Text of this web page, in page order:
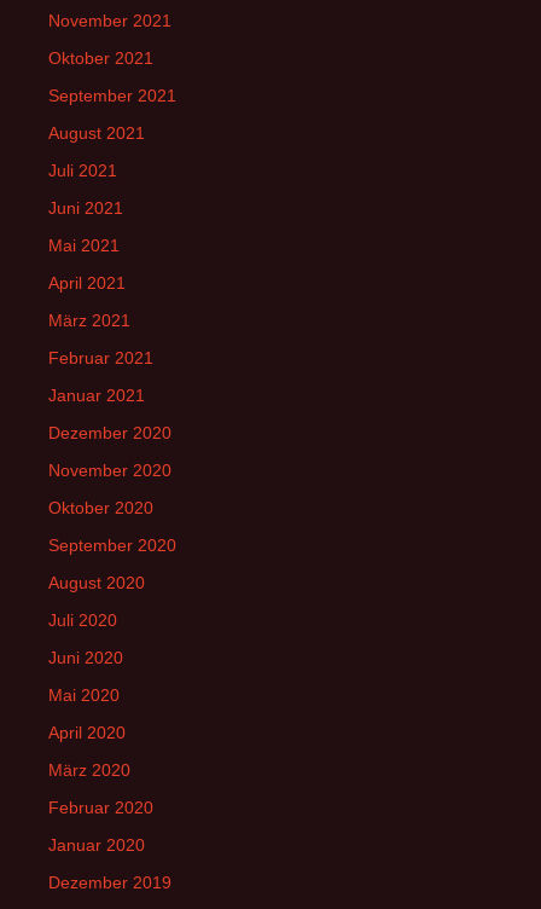
November 2021
Oktober 2021
September 2021
August 2021
Juli 2021
Juni 2021
Mai 2021
April 2021
März 2021
Februar 2021
Januar 2021
Dezember 2020
November 2020
Oktober 2020
September 2020
August 2020
Juli 2020
Juni 2020
Mai 2020
April 2020
März 2020
Februar 2020
Januar 2020
Dezember 2019